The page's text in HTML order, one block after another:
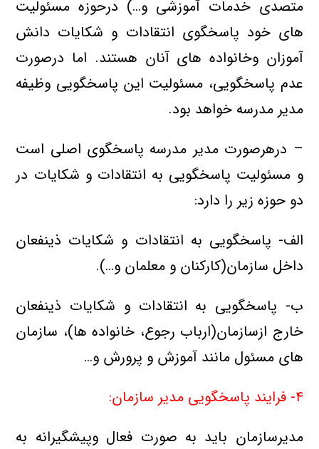
متصدی خدمات آموزشی و…) درحوزه مسئولیت
های خود پاسخگوی انتقادات و شکایات دانش
آموزان وخانواده های آنان هستند. اما درصورت
عدم پاسخگویی، مسئولیت این پاسخگویی وظیفه
مدیر مدرسه خواهد بود.
– درهرصورت مدیر مدرسه پاسخگوی اصلی است
و مسئولیت پاسخگویی به انتقادات و شکایات در
دو حوزه زیر را دارد:
الف- پاسخگویی به انتقادات و شکایات ذينفعان
داخل سازمان(کارکنان و معلمان و…).
ب- پاسخگویی به انتقادات و شکایات ذينفعان
خارج ازسازمان(ارباب رجوع، خانواده ها)، سازمان
های مسئول مانند آموزش و پرورش و…
۴- فرایند پاسخگویي مدیر سازمان:
مدیرسازمان باید به صورت فعال وپیشگیرانه به